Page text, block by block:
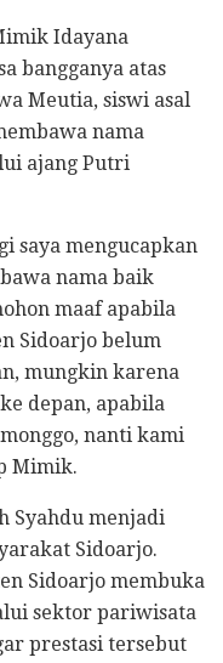
Idayana
bangganya atas
Meutia, siswi asal
nama
ajang Putri
saya mengucapkan
nama baik
maaf apabila
Sidoarjo belum
mungkin karena
depan, apabila
nanti kami
Mimik.
Syahdu menjadi
Sidoarjo.
Sidoarjo membuka
sektor pariwisata
prestasi tersebut